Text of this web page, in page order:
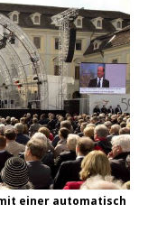
einer automatisch